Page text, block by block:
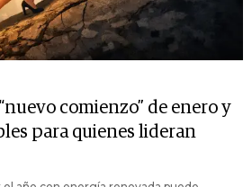
comienzo” de enero y
para quienes lideran